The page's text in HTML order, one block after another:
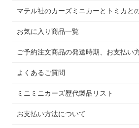
マテル社のカーズミニカーとトミカと
お気に入り商品一覧
ご予約注文商品の発送時期、お支払い
よくあるご質問
ミニミニカーズ歴代製品リスト
お支払い方法について